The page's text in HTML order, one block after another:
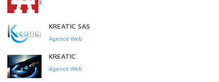
KREATIC SAS
Agence Web
KREATIC
Agence Web